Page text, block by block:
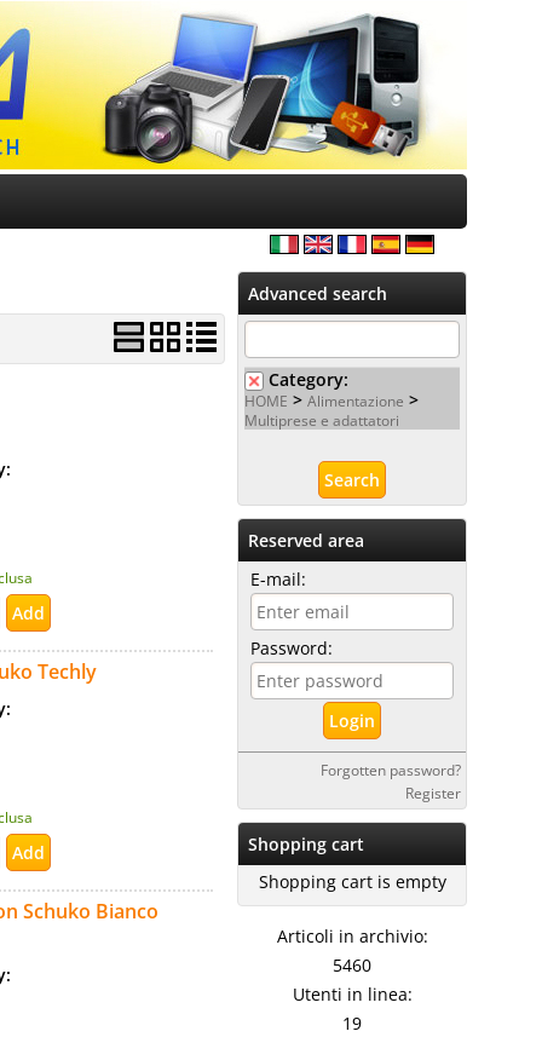
Techly
Schuko Bianco
Advanced search
Category:
HOME > Alimentazione >
Multiprese e adattatori
Reserved area
E-mail:
Password:
Forgotten password?
Register
Shopping cart
Shopping cart is empty
Articoli in archivio:
5460
Utenti in linea:
19